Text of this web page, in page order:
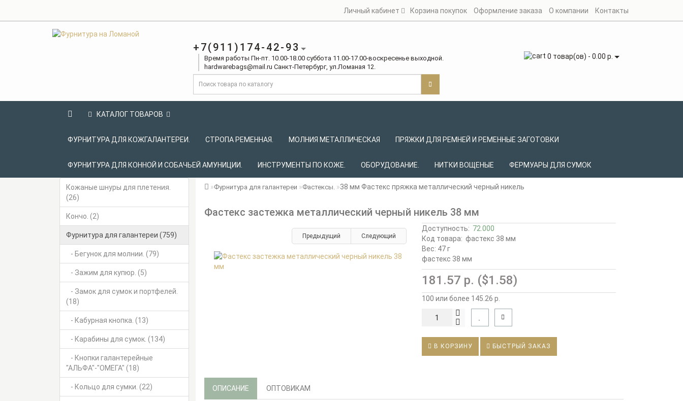
Личный кабинет Корзина покупок Оформление заказа О компании Контакты
+7(911)174-42-93
Время работы Пн-пт. 10.00-18.00 cуббота 11.00-17.00-воcкреcенье выходной.
hardwarebags@mail.ru Санкт-Петербург, ул.Ломаная 12.
0 товар(ов) - 0.00 р.
КАТАЛОГ ТОВАРОВ
ФУРНИТУРА ДЛЯ КОЖГАЛАНТЕРЕИ. СТРОПА РЕМЕННАЯ. МОЛНИЯ МЕТАЛЛИЧЕСКАЯ ПРЯЖКИ ДЛЯ РЕМНЕЙ И РЕМЕННЫЕ ЗАГОТОВКИ
ФУРНИТУРА ДЛЯ КОННОЙ И СОБАЧЬЕЙ АМУНИЦИИ. ИНСТРУМЕНТЫ ПО КОЖЕ. ОБОРУДОВАНИЕ. НИТКИ ВОЩЕНЫЕ ФЕРМУАРЫ ДЛЯ СУМОК
Кожаные шнуры для плетения.
(26)
Кончо. (2)
Фурнитура для галантереи (759)
- Бегунок для молнии. (79)
- Зажим для купюр. (5)
- Замок для сумок и портфелей.
(18)
- Кабурная кнопка. (13)
- Карабины для сумок. (134)
- Кнопки галантерейные
"АЛЬФА"-"ОМЕГА" (18)
- Кольцо для сумки. (22)
Фурнитура для галантереи Фастексы. 38 мм Фастекс пряжка металлический черный никель
Фастекс застежка металлический черный никель 38 мм
Предыдущий Следующий
Доступность: 72.000
Код товара: фастекс 38 мм
Вес: 47 г
фастекс 38 мм
181.57 р. ($1.58)
100 или более 145.26 р.
В КОРЗИНУ БЫСТРЫЙ ЗАКАЗ
ОПИСАНИЕ ОПТОВИКАМ